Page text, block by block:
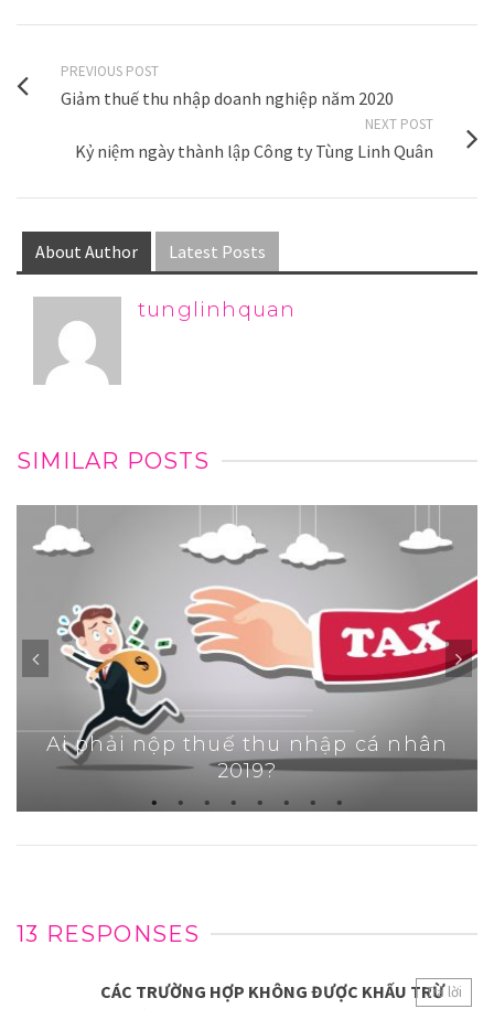
PREVIOUS POST
Giảm thuế thu nhập doanh nghiệp năm 2020
NEXT POST
Kỷ niệm ngày thành lập Công ty Tùng Linh Quân
About Author Latest Posts
tunglinhquan
SIMILAR POSTS
Ai phải nộp thuế thu nhập cá nhân
2019?
13 RESPONSES
CÁC TRƯỜNG HỢP KHÔNG ĐƯỢC KHẤU TRỪTrả lời